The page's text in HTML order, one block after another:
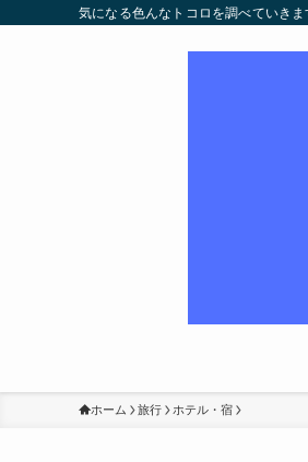
気になる色んなトコロを調べていきま
ホーム 旅行 ホテル・宿